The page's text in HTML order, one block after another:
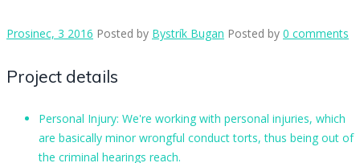
Prosinec, 3 2016 Posted by Bystrík Bugan Posted by 0 comments
Project details
Personal Injury: We're working with personal injuries, which
are basically minor wrongful conduct torts, thus being out of
the criminal hearings reach.